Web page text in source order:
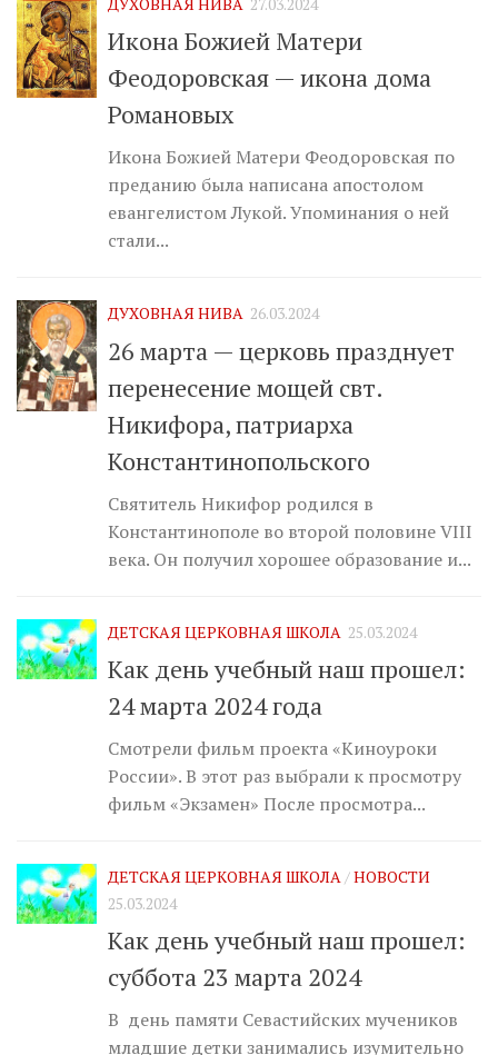
Икона Божией Матери
Феодоровская — икона дома
Романовых
Икона Божией Матери Феодоровская по
преданию была написана апостолом
евангелистом Лукой. Упоминания о ней
стали...
ДУХОВНАЯ НИВА 26.03.2024
26 марта — церковь празднует
перенесение мощей свт.
Никифора, патриарха
Константинопольского
Святитель Никифор родился в
Константинополе во второй половине VIII
века. Он получил хорошее образование и...
ДЕТСКАЯ ЦЕРКОВНАЯ ШКОЛА 25.03.2024
Как день учебный наш прошел:
24 марта 2024 года
Смотрели фильм проекта «Киноуроки
России». В этот раз выбрали к просмотру
фильм «Экзамен» После просмотра...
ДЕТСКАЯ ЦЕРКОВНАЯ ШКОЛА /НОВОСТИ
25.03.2024
Как день учебный наш прошел:
суббота 23 марта 2024
В день памяти Севастийских мучеников
младшие детки занимались изумительно